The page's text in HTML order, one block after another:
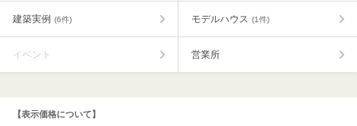
建築実例 (6件) モデルハウス (1件)
イベント 営業所
【表示価格について】